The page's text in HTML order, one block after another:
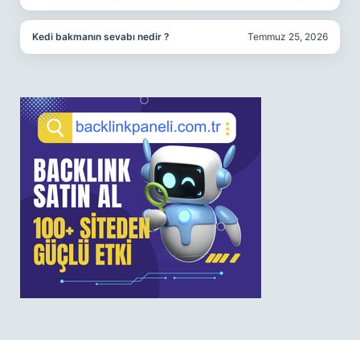
Kedi bakmanın sevabı nedir ? Temmuz 25, 2026